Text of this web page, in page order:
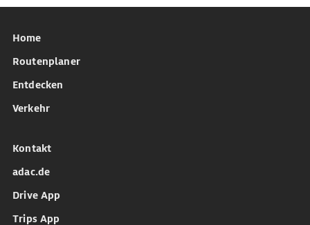
Home
Routenplaner
Entdecken
Verkehr
Kontakt
adac.de
Drive App
Trips App